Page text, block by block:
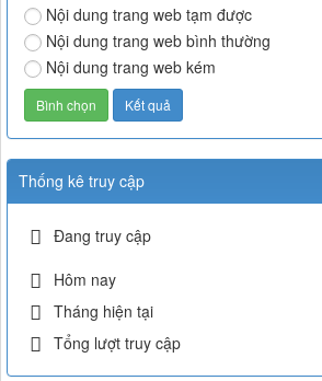
Nội dung trang web tạm được
Nội dung trang web bình thường
Nội dung trang web kém
Thống kê truy cập
Đang truy cập
Hôm nay
Tháng hiện tại
Tổng lượt truy cập